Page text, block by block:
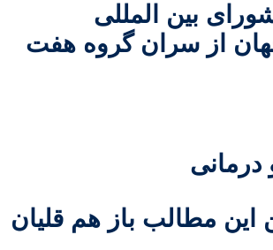
بین المللی
از سران گروه هفت
درمانی
این مطالب باز هم قلیان